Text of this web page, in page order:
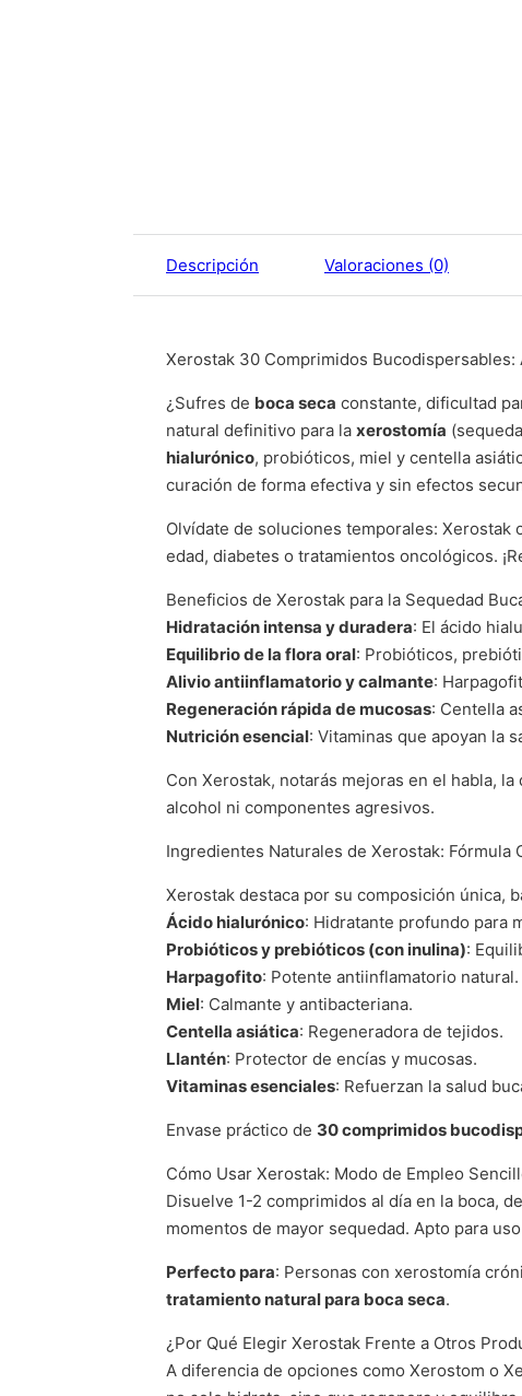
Descripción Valoraciones (0)
Xerostak 30 Comprimidos
¿Sufres de boca seca constante, dificultad
natural definitivo para la xerostomía
hialurónico, probióticos, miel y centella
curación de forma efectiva y sin efectos
Olvídate de soluciones temporales:
edad, diabetes o tratamientos oncológicos.
Beneficios de Xerostak para la Sequedad
Hidratación intensa y duradera: El ácido
Equilibrio de la flora oral: Probióticos,
Alivio antiinflamatorio y calmante:
Regeneración rápida de mucosas: Centella
Nutrición esencial: Vitaminas que apoyan la
Con Xerostak, notarás mejoras en el habla,
alcohol ni componentes agresivos.
Ingredientes Naturales de Xerostak: Fórmula
Xerostak destaca por su composición única,
Ácido hialurónico: Hidratante profundo para
Probióticos y prebióticos (con inulina):
Harpagofito: Potente antiinflamatorio natural.
Miel: Calmante y antibacteriana.
Centella asiática: Regeneradora de tejidos.
Llantén: Protector de encías y mucosas.
Vitaminas esenciales: Refuerzan la salud
Envase práctico de 30 comprimidos
Cómo Usar Xerostak: Modo de Empleo
Disuelve 1-2 comprimidos al día en la boca,
momentos de mayor sequedad. Apto para
Perfecto para: Personas con xerostomía
tratamiento natural para boca seca.
¿Por Qué Elegir Xerostak Frente a Otros
A diferencia de opciones como Xerostom o